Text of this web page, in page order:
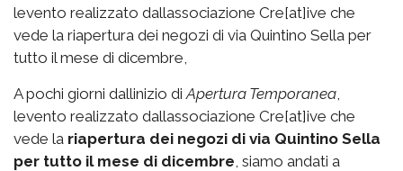
levento realizzato dallassociazione Cre[at]ive che
vede la riapertura dei negozi di via Quintino Sella per
tutto il mese di dicembre,
A pochi giorni dallinizio di  Apertura Temporanea
levento realizzato dallassociazione Cre[at]ive che
vede la riapertura dei negozi di via Quintino Sella
per tutto il mese di dicembre , siamo andati a